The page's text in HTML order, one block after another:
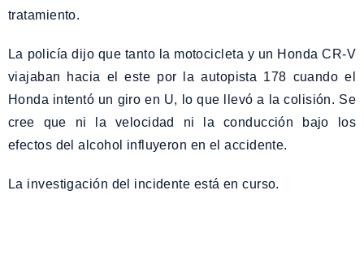
tratamiento.
La policía dijo que tanto la motocicleta y un Honda CR-V
viajaban hacia el este por la autopista 178 cuando el
Honda intentó un giro en U, lo que llevó a la colisión. Se
cree que ni la velocidad ni la conducción bajo los
efectos del alcohol influyeron en el accidente.
La investigación del incidente está en curso.